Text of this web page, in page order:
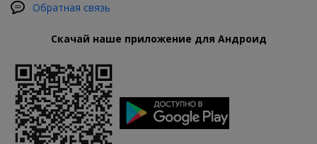
Обратная связь
Скачай наше приложение для Андроид